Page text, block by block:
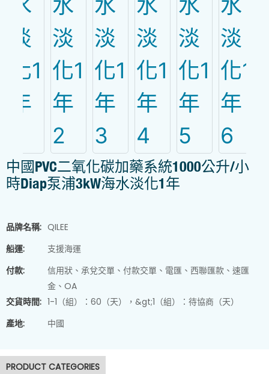
中國PVC二氧化碳加藥系統1000公升/小
時Diap泵浦3kW海水淡化1年
品牌名稱: QILEE
船運:
支援海運
付款:
信用狀、承兌交單、付款交單、電匯、西聯匯款、速匯
金、OA
交貨時間: 1-1（組）：60（天），&gt;1（組）：待協商（天）
產地:
中國
PRODUCT CATEGORIES
污泥脫水機